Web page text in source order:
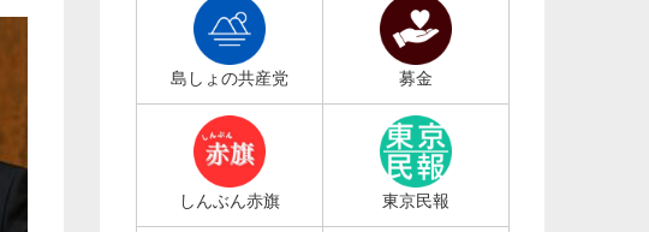
島しょの共産党 募金
しんぶん赤旗 東京民報